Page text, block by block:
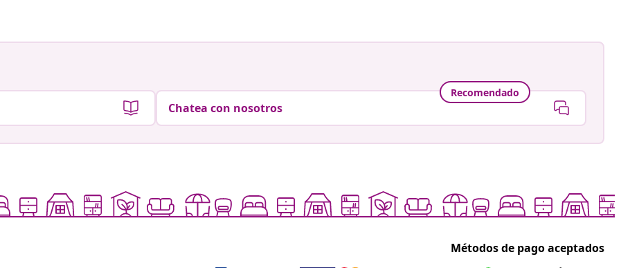
Recomendado
Chatea con nosotros
Métodos de pago aceptados